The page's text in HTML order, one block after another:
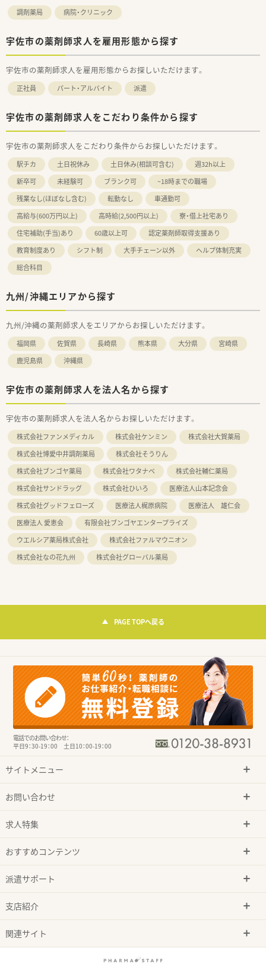
調剤薬局 病院・クリニック
宇佐市の薬剤師求人を雇用形態から探す
宇佐市の薬剤師求人を雇用形態からお探しいただけます。
正社員 パート・アルバイト 派遣
宇佐市の薬剤師求人をこだわり条件から探す
宇佐市の薬剤師求人をこだわり条件からお探しいただけます。
駅チカ 土日祝休み 土日休み(相談可含む)
週32h以上
新卒可
未経験可 ブランク可
~18時までの職場
残業なし(ほぼなし含む)
転勤なし
車通勤可
高給与(600万円以上)
高時給(2,500円以上)
寮・借上社宅あり
住宅補助(手当)あり
60歳以上可
認定薬剤師取得支援あり
教育制度あり
シフト制 大手チェーン以外
ヘルプ体制充実
総合科目
九州/沖縄エリアから探す
九州/沖縄の薬剤師求人をエリアからお探しいただけます。
福岡県 佐賀県 長崎県 熊本県 大分県
宮崎県
鹿児島県
沖縄県
宇佐市の薬剤師求人を法人名から探す
宇佐市の薬剤師求人を法人名からお探しいただけます。
株式会社ファンメディカル 株式会社ケンミン
株式会社大賀薬局
株式会社博愛中井調剤薬局
株式会社そうりん
株式会社ブンゴヤ薬局
株式会社ワタナベ
株式会社輔仁薬局
株式会社サンドラッグ
株式会社ひいろ
医療法人山本記念会
株式会社グッドフェローズ
医療法人梶原病院
医療法人 雄仁会
医療法人 愛恵会
有限会社ブンゴヤエンタープライズ
ウエルシア薬局株式会社
株式会社ファルマウニオン
株式会社なの花九州
株式会社グローバル薬局
PAGE TOPへ戻る
電話でのお問い合わせ：
平日9：30-19：00 土日10：00-19：00
サイトメニュー
お問い合わせ
求人特集
おすすめコンテンツ
派遣サポート
支店紹介
関連サイト